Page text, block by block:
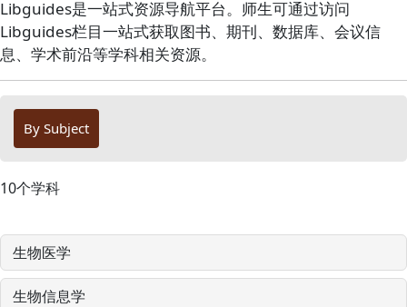
Libguides是一站式资源导航平台。师生可通过访问
Libguides栏目一站式获取图书、期刊、数据库、会议信
息、学术前沿等学科相关资源。
By Subject
10个学科
生物医学
生物信息学